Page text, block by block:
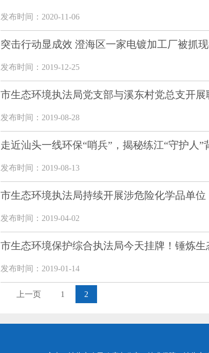
发布时间：2020-11-06
突击行动显成效 澄海区一家电镀加工厂被抓
发布时间：2019-12-25
市生态环境执法局党支部与溪东村党总支开
发布时间：2019-08-28
走近汕头一线环保“哨兵”，揭秘练江“守护人”
发布时间：2019-08-13
市生态环境执法局持续开展涉危险化学品单
发布时间：2019-04-02
市生态环境保护综合执法局今天挂牌！锤炼
发布时间：2019-01-14
上一页 1 2